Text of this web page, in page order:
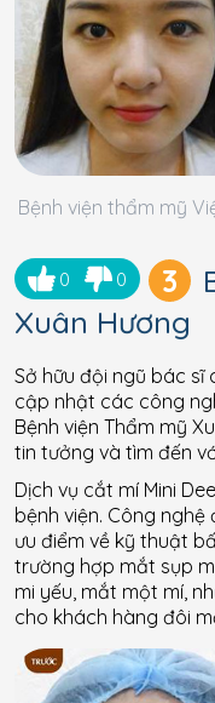
Bệnh viện thẩm mỹ
0 0 3
Xuân Hương
Sở hữu đội ngũ bác sĩ
cập nhật các công
Bệnh viện Thẩm mỹ
tin tưởng và tìm đến
Dịch vụ cắt mí Mini
bệnh viện. Công
ưu điểm về kỹ thuật
trường hợp mắt sụp
mi yếu, mắt một mí,
cho khách hàng đôi